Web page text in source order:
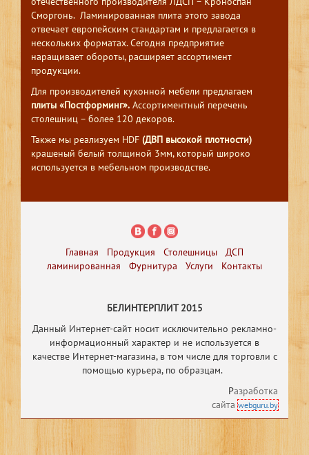
Сморгонь. Ламинированная плита этого завода
отвечает европейским стандартам и предлагается в
нескольких форматах. Сегодня предприятие
наращивает обороты, расширяет ассортимент
продукции.
Для производителей кухонной мебели предлагаем
плиты «Постформинг». Ассортиментный перечень
столешниц – более 120 декоров.
Также мы реализуем HDF (ДВП высокой плотности)
крашеный белый толщиной 3мм, который широко
используется в мебельном производстве.
Главная Продукция Столешницы
ДСП
ламинированная
Фурнитура Услуги Контакты
БЕЛИНТЕРПЛИТ 2015
Данный Интернет-сайт носит исключительно рекламно-
информационный характер и не используется в
качестве Интернет-магазина, в том числе для торговли с
помощью курьера, по образцам.
Разработка
сайтаwebguru.by